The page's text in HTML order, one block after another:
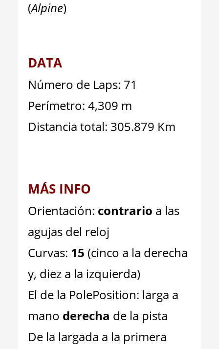
(Alpine)
DATA
Número de Laps: 71
Perímetro: 4,309 m
Distancia total: 305.879 Km
MÁS INFO
Orientación: contrario a las
agujas del reloj
Curvas: 15 (cinco a la derecha
y, diez a la izquierda)
El de la PolePosition: larga a
mano derecha de la pista
De la largada a la primera